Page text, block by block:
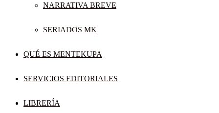
NARRATIVA BREVE
SERIADOS MK
QUÉ ES MENTEKUPA
SERVICIOS EDITORIALES
LIBRERÍA